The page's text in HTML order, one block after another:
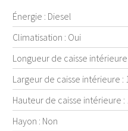
Énergie : Diesel
Climatisation : Oui
Longueur de caisse intérieure
Largeur de caisse intérieure :
Hauteur de caisse intérieure :
Hayon : Non